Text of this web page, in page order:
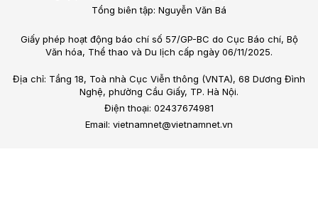
Tổng biên tập: Nguyễn Văn Bá
Giấy phép hoạt động báo chí số 57/GP-BC do Cục Báo chí, Bộ
Văn hóa, Thể thao và Du lịch cấp ngày 06/11/2025.
Địa chỉ: Tầng 18, Toà nhà Cục Viễn thông (VNTA), 68 Dương Đình
Nghệ, phường Cầu Giấy, TP. Hà Nội.
Điện thoại: 02437674981
Email: vietnamnet@vietnamnet.vn